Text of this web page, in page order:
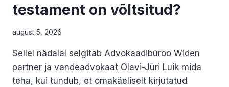
testament on võltsitud?
august 5, 2026
Sellel nädalal selgitab Advokaadibüroo Widen
partner ja vandeadvokaat Olavi-Jüri Luik mida
teha, kui tundub, et omakäeliselt kirjutatud